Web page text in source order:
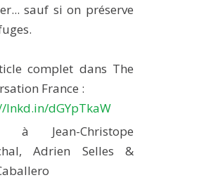
sauf si on préserve
complet dans The
France :
lnkd.in/dGYpTkaW
à Jean-Christope
Adrien Selles &